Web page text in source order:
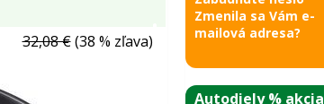
32,08 €(38 % zľava)
Zmenila sa Vám e-
mailová adresa?
Autodiely % akcia